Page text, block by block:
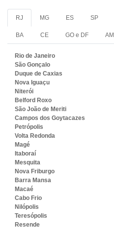
RJ MG ES SP
BA CE GO e DF AM
Rio de Janeiro
São Gonçalo
Duque de Caxias
Nova Iguaçu
Niterói
Belford Roxo
São João de Meriti
Campos dos Goytacazes
Petrópolis
Volta Redonda
Magé
Itaboraí
Mesquita
Nova Friburgo
Barra Mansa
Macaé
Cabo Frio
Nilópolis
Teresópolis
Resende